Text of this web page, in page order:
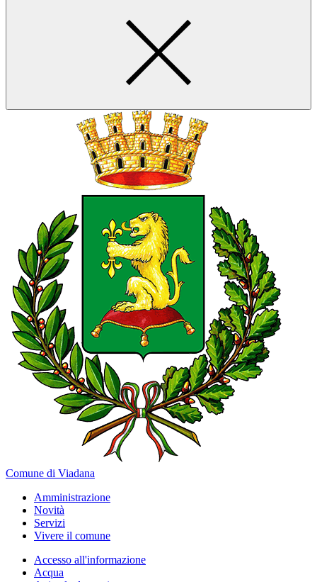
Comune di Viadana
Amministrazione
Novità
Servizi
Vivere il comune
Accesso all'informazione
Acqua